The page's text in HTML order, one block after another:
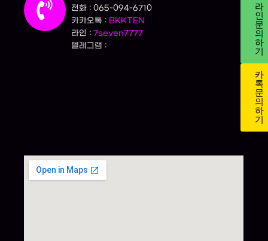
전화 : 065-094-6710
카카오톡 : BKKTEN
라인 :7seven7777
텔레그램 :
라
인
문
의
하
기
카
톡
문
의
하
기